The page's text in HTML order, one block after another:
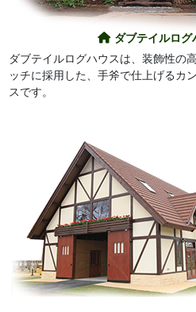
ダブテイルログ
ダブテイルログハウスは、装飾性の
ッチに採用した、手斧で仕上げるカ
スです。